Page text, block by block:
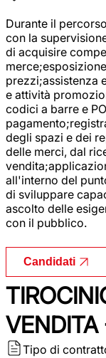
Durante il
con la
di acquisire
prezzi;assistenza
e attività
codici a barre e
degli spazi e dei
delle merci, dal
all'interno del
di sviluppare
ascolto delle
con il pubblico.
Candidati
Tipo di